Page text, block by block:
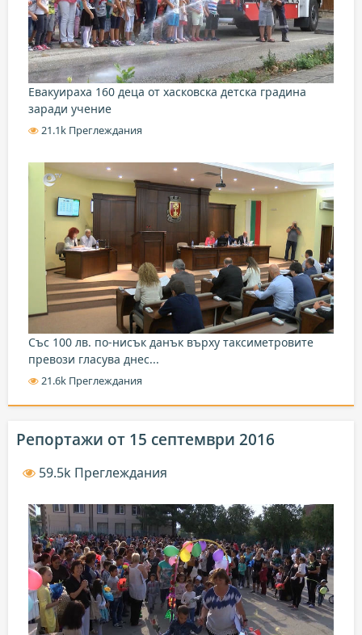
Евакуираха 160 деца от хасковска детска градина
заради учение
21.1k Преглеждания
Със 100 лв. по-нисък данък върху таксиметровите
превози гласува днес...
21.6k Преглеждания
Репортажи от 15 септември 2016
59.5k Преглеждания